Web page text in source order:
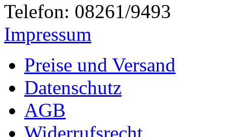
Telefon: 08261/9493
Impressum
Preise und Versand
Datenschutz
AGB